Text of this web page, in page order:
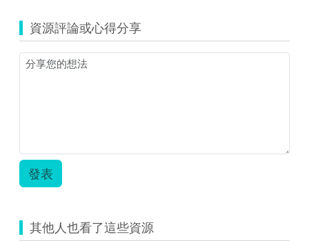
春
學
教
資源評論或心得分享
發表
其他人也看了這些資源